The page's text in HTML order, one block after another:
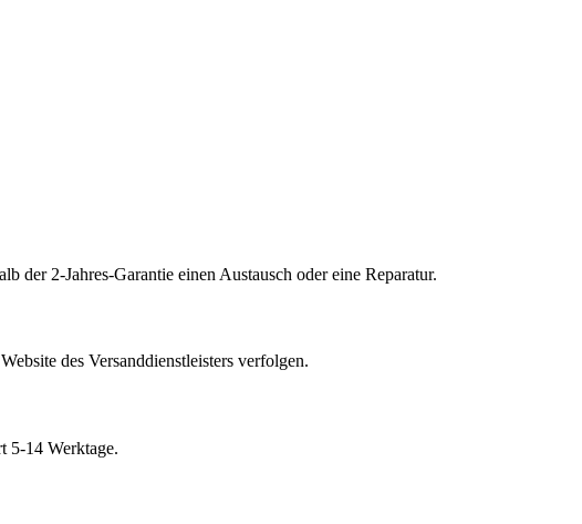
der 2-Jahres-Garantie einen Austausch oder eine Reparatur.
des Versanddienstleisters verfolgen.
5-14 Werktage.